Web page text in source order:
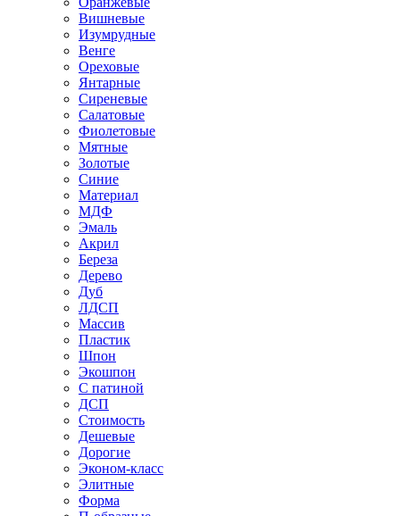
Вишневые
Изумрудные
Венге
Ореховые
Янтарные
Сиреневые
Салатовые
Фиолетовые
Мятные
Золотые
Синие
Материал
МДФ
Эмаль
Акрил
Береза
Дерево
Дуб
ЛДСП
Массив
Пластик
Шпон
Экошпон
С патиной
ДСП
Стоимость
Дешевые
Дорогие
Эконом-класс
Элитные
Форма